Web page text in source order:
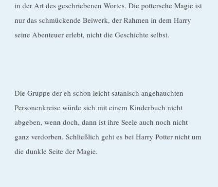
in der Art des geschriebenen Wortes. Die pottersche Magie ist
nur das schmückende Beiwerk, der Rahmen in dem Harry
seine Abenteuer erlebt, nicht die Geschichte selbst.
Die Gruppe der eh schon leicht satanisch angehauchten
Personenkreise würde sich mit einem Kinderbuch nicht
abgeben, wenn doch, dann ist ihre Seele auch noch nicht
ganz verdorben. Schließlich geht es bei Harry Potter nicht um
die dunkle Seite der Magie.